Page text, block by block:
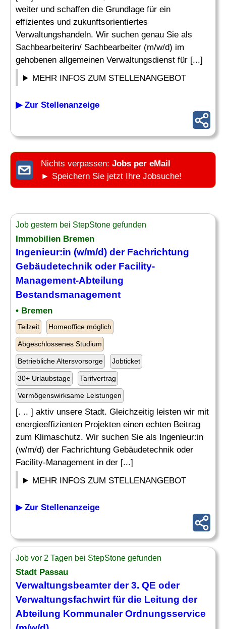
weiter und schaffen die Grundlage für ein
effizientes und zukunftsorientiertes
Verwaltungshandeln. Wir suchen genau Sie als
Sachbearbeiterin/ Sachbearbeiter (m/w/d) im
gehobenen allgemeinen Verwaltungsdienst für [...]
MEHR INFOS ZUM STELLENANGEBOT
▶ Zur Stellenanzeige
Nichts verpassen: Jobs per eMail
► Speichern Sie jetzt Ihre Jobsuche!
Job gestern bei StepStone gefunden
Immobilien Bremen
Ingenieur:in (w/m/d) der Fachrichtung
Gebäudetechnik oder Facility-
Management-Abteilung
Bestandsmanagement
• Bremen
Teilzeit Homeoffice möglich
Abgeschlossenes Studium
Betriebliche Altersvorsorge Jobticket
30+ Urlaubstage Tarifvertrag
Vermögenswirksame Leistungen
[. .. ] aktiv unsere Stadt. Gleichzeitig leisten wir mit
energieeffizienten Projekten einen echten Beitrag
zum Klimaschutz. Wir suchen Sie als Ingenieur:in
(w/m/d) der Fachrichtung Gebäudetechnik oder
Facility-Management in der [...]
MEHR INFOS ZUM STELLENANGEBOT
▶ Zur Stellenanzeige
Job vor 2 Tagen bei StepStone gefunden
Stadt Passau
Verwaltungsbeamter der 3. QE oder
Verwaltungsfachwirt für die Leitung der
Abteilung Kommunaler Ordnungsservice